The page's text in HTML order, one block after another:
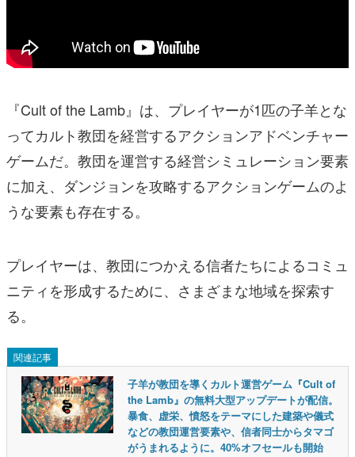
『Cult of the Lamb』は、プレイヤーが1匹の子羊とな
ってカルト教団を経営するアクションアドベンチャー
ゲームだ。教団を運営する経営シミュレーション要素
に加え、ダンジョンを攻略するアクションゲームのよ
うな要素も存在する。
プレイヤーは、教団につかえる信者たちによるコミュ
ニティを形成するために、さまざまな地域を探索す
る。
関連記事
子羊が教団を導くカルト運営ゲーム『Cult of
the Lamb』の無料大型アップデートが配信。
暴食、虚栄、憤怒をテーマにした建築や儀式
などの教団運営要素や、信者同士からタマゴ
がうまれるように。40%オフセールも開始